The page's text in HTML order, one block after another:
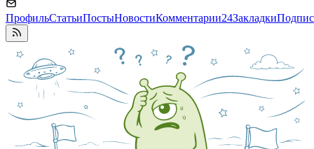
ПрофильСтатьиПостыНовостиКомментарии24Закладки